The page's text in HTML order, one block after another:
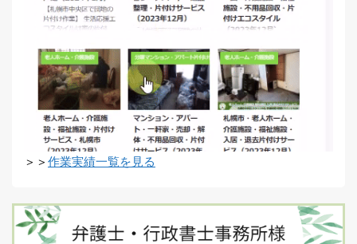
＞＞ 作業実績一覧を見る